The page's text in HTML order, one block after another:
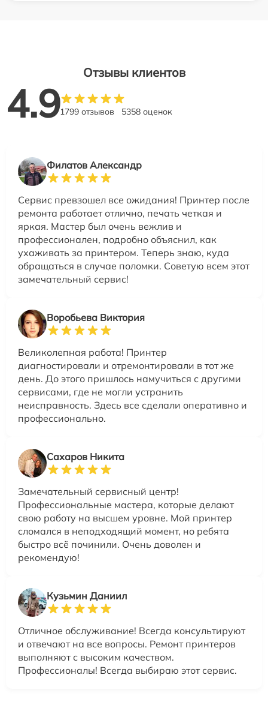
Отзывы клиентов
4.91799 отзывов 5358 оценок
Филатов Александр
Сервис превзошел все ожидания! Принтер после
ремонта работает отлично, печать четкая и
яркая. Мастер был очень вежлив и
профессионален, подробно объяснил, как
ухаживать за принтером. Теперь знаю, куда
обращаться в случае поломки. Советую всем этот
замечательный сервис!
Воробьева Виктория
Великолепная работа! Принтер
диагностировали и отремонтировали в тот же
день. До этого пришлось намучиться с другими
сервисами, где не могли устранить
неисправность. Здесь все сделали оперативно и
профессионально.
Сахаров Никита
Замечательный сервисный центр!
Профессиональные мастера, которые делают
свою работу на высшем уровне. Мой принтер
сломался в неподходящий момент, но ребята
быстро всё починили. Очень доволен и
рекомендую!
Кузьмин Даниил
Отличное обслуживание! Всегда консультируют
и отвечают на все вопросы. Ремонт принтеров
выполняют с высоким качеством.
Профессионалы! Всегда выбираю этот сервис.